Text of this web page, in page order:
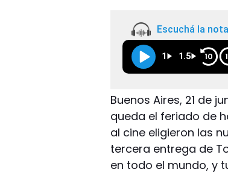
Escuchá la
1 1.5 10
Buenos Aires, 21 de
queda el feriado de
al cine eligieron las
tercera entrega de
en todo el mundo, y